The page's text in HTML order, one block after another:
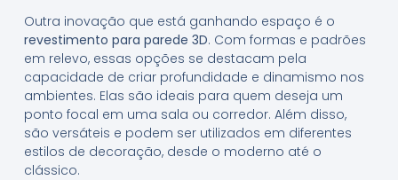
Outra inovação que está ganhando espaço é o
revestimento para parede 3D. Com formas e padrões
em relevo, essas opções se destacam pela
capacidade de criar profundidade e dinamismo nos
ambientes. Elas são ideais para quem deseja um
ponto focal em uma sala ou corredor. Além disso,
são versáteis e podem ser utilizados em diferentes
estilos de decoração, desde o moderno até o
clássico.